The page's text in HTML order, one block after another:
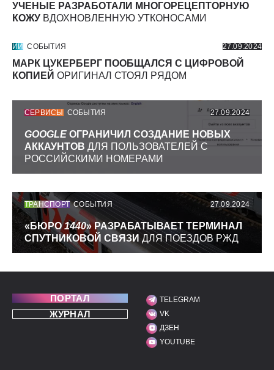
УЧЕНЫЕ РАЗРАБОТАЛИ МНОГОРЕЦЕПТОРНУЮ
КОЖУ ВДОХНОВЛЕННУЮ УТКОНОСАМИ
ИИ СОБЫТИЯ 27.09.2024
МАРК ЦУКЕРБЕРГ ПООБЩАЛСЯ С ЦИФРОВОЙ
КОПИЕЙ ОРИГИНАЛ СТОЯЛ РЯДОМ
СЕРВИСЫ СОБЫТИЯ 27.09.2024
GOOGLE ОГРАНИЧИЛ СОЗДАНИЕ НОВЫХ
АККАУНТОВ ДЛЯ ПОЛЬЗОВАТЕЛЕЙ С
РОССИЙСКИМИ НОМЕРАМИ
ТРАНСПОРТ СОБЫТИЯ 27.09.2024
«БЮРО1440» РАЗРАБАТЫВАЕТ ТЕРМИНАЛ
СПУТНИКОВОЙ СВЯЗИ ДЛЯ ПОЕЗДОВ РЖД
ПОРТАЛ
ЖУРНАЛ
МЫ В СОЦИАЛЬНЫХ
TELEGRAM
VK
ДЗЕН
YOUTUBE